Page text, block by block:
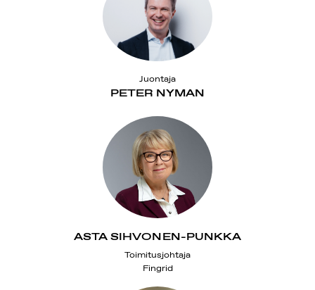
PETER NYMAN
Juontaja
ASTA SIHVONEN-PUNKKA
Toimitusjohtaja
Fingrid